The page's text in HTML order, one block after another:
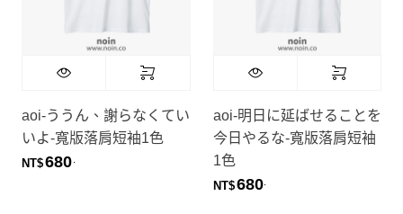
aoi-ううん、謝らなくてい
いよ-寬版落肩短袖1色
NT$680
aoi-明日に延ばせることを
今日やるな-寬版落肩短袖
1色
NT$680